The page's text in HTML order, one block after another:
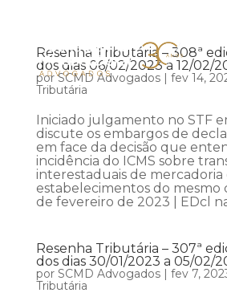
Resenha Tributária – 308ª
dos dias 06/02/2023 a 12/02/
porSCMD Advogados| fev 14,
Tributária
Iniciado julgamento no STF
discute os embargos de
em face da decisão que
incidência do ICMS sobre
interestaduais de
estabelecimentos do mesmo
de fevereiro de 2023 | EDcl
Resenha Tributária – 307ª
dos dias 30/01/2023 a 05/02/
por SCMD Advogados| fev 7,
Tributária